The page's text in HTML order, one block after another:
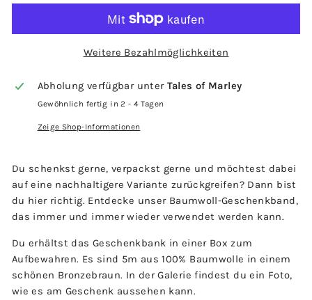
Weitere Bezahlmöglichkeiten
Abholung verfügbar unter Tales of Marley
Gewöhnlich fertig in 2 - 4 Tagen
Zeige Shop-Informationen
Du schenkst gerne, verpackst gerne und möchtest dabei
auf eine nachhaltigere Variante zurückgreifen? Dann bist
du hier richtig. Entdecke unser Baumwoll-Geschenkband,
das immer und immer wieder verwendet werden kann.
Du erhältst das Geschenkbank in einer Box zum
Aufbewahren. Es sind 5m aus 100% Baumwolle in einem
schönen Bronzebraun. In der Galerie findest du ein Foto,
wie es am Geschenk aussehen kann.